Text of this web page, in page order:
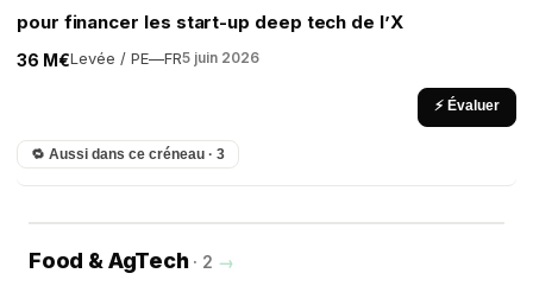
pour financer les start-up deep tech de l’X
Levée / PE
36 M€ —FR5 juin 2026
⚡ Évaluer
🔁 Aussi dans ce créneau · 3
Food & AgTech · 2 →